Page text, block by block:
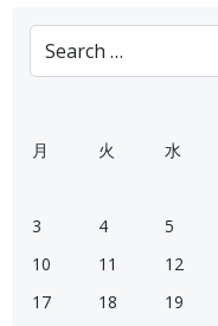
Search
for:
月
火 水
3
4 5
10
11 12
17
18 19